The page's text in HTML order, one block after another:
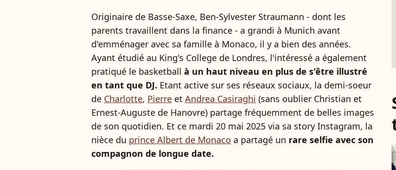
Originaire de Basse-Saxe, Ben-Sylvester Straumann - dont les
parents travaillent dans la finance - a grandi à Munich avant
d'emménager avec sa famille à Monaco, il y a bien des années.
Ayant étudié au King's College de Londres, l'intéressé a également
pratiqué le basketball à un haut niveau en plus de s'être illustré
en tant que DJ. Etant active sur ses réseaux sociaux, la demi-soeur
de Charlotte, Pierre et Andrea Casiraghi (sans oublier Christian et
Ernest-Auguste de Hanovre) partage fréquemment de belles images
de son quotidien. Et ce mardi 20 mai 2025 via sa story Instagram, la
nièce du prince Albert de Monaco a partagé un rare selfie avec son
compagnon de longue date.